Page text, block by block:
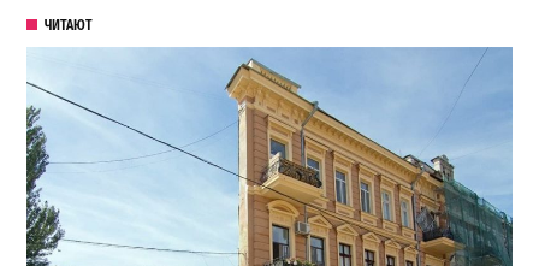
ЧИТАЮТ